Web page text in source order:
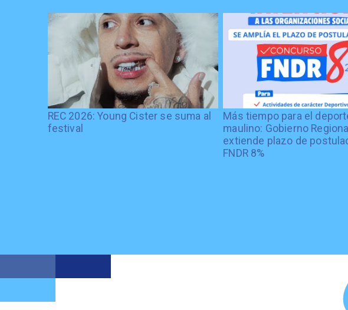
REC 2026: Young Cister se suma al
festival
Más tiempo para el
maulino: Gobierno Regional
extiende plazo de
FNDR 8%